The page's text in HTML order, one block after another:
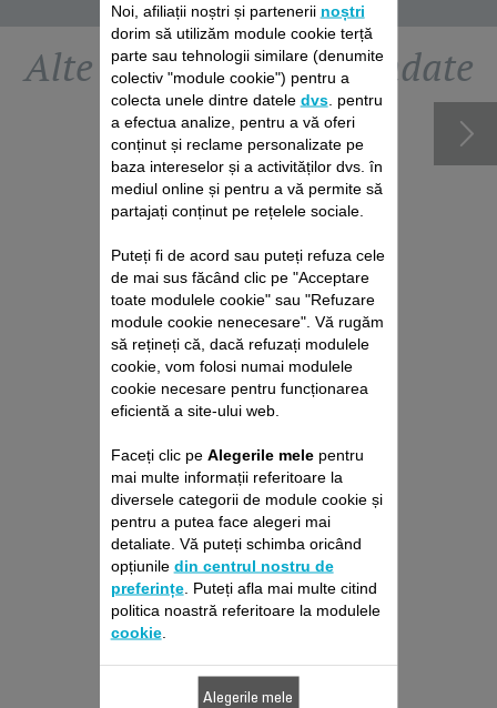
Alte accesorii recomandate
PACHET DE REPARAȚII
ROBOŢI DE ASPIRARE
ROWENTA
Prelungire cu 6 luni a garanției!
699,00 RON
Adaugă în coş
Noi, afiliații noștri și partenerii noștri
dorim să utilizăm module cookie terță
parte sau tehnologii similare (denumite
colectiv "module cookie") pentru a
colecta unele dintre datele dvs. pentru
a efectua analize, pentru a vă oferi
conținut și reclame personalizate pe
baza intereselor și a activităților dvs. în
mediul online și pentru a vă permite să
partajați conținut pe rețelele sociale.
Puteți fi de acord sau puteți refuza cele
de mai sus făcând clic pe "Acceptare
toate modulele cookie" sau "Refuzare
module cookie nenecesare". Vă rugăm
să rețineți că, dacă refuzați modulele
cookie, vom folosi numai modulele
cookie necesare pentru funcționarea
eficientă a site-ului web.
Faceți clic pe Alegerile melepentru
mai multe informații referitoare la
diversele categorii de module cookie și
pentru a putea face alegeri mai
detaliate. Vă puteți schimba oricând
opțiunile din centrul nostru de
preferințe. Puteți afla mai multe citind
politica noastră referitoare la modulele
cookie.
Alegerile mele